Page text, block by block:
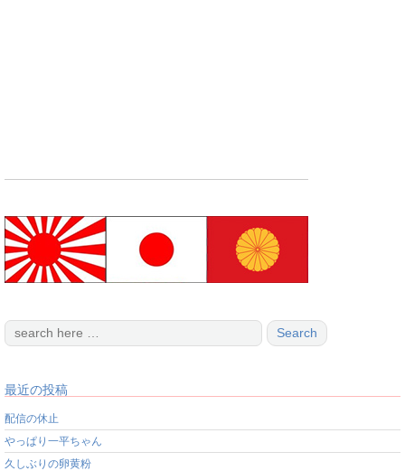
最近の投稿
配信の休止
やっぱり一平ちゃん
久しぶりの卵黄粉